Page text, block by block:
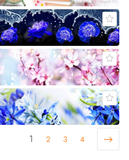
1 2 3 4